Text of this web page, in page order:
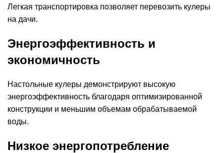
Легкая транспортировка позволяет перевозить кулеры
на дачи.
Энергоэффективность и
экономичность
Настольные кулеры демонстрируют высокую
энергоэффективность благодаря оптимизированной
конструкции и меньшим объемам обрабатываемой
воды.
Низкое энергопотребление